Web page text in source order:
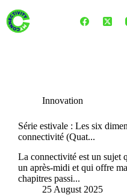
content
Innovation
Série estivale : Les six
connectivité (Quat...
La connectivité est un sujet
un après-midi et qui offre
chapitres passi...
25 August 2025